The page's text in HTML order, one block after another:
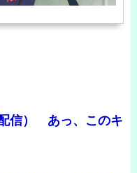
信） あっ、このキ